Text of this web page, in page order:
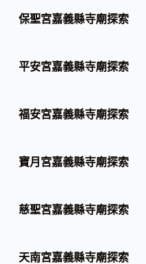
保聖宮嘉義縣寺廟探索
平安宮嘉義縣寺廟探索
福安宮嘉義縣寺廟探索
寶月宮嘉義縣寺廟探索
慈聖宮嘉義縣寺廟探索
天南宮嘉義縣寺廟探索